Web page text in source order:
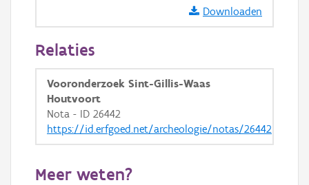
Downloaden
Relaties
Vooronderzoek Sint-Gillis-Waas
Houtvoort
Nota - ID 26442
https://id.erfgoed.net/archeologie/notas/26442
Meer weten?